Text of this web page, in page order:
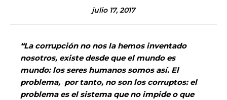
julio 17, 2017
“La corrupción no nos la hemos inventado
nosotros, existe desde que el mundo es
mundo: los seres humanos somos así. El
problema, por tanto, no son los corruptos: el
problema es el sistema que no impide o que